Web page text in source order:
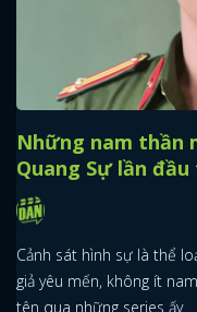
Những nam thần
Quang Sự lần
Cảnh sát hình sự là thể
giả yêu mến, không ít
tên qua những series ấy.